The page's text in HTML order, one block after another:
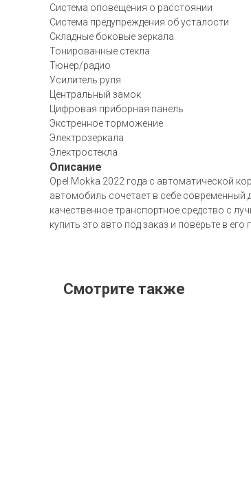
Система оповещения о расстоянии
Система предупреждения об усталости
Складные боковые зеркала
Тонированные стекла
Тюнер/радио
Усилитель руля
Центральный замок
Цифровая приборная панель
Экстренное торможение
Электрозеркала
Электростекла
Описание
Opel Mokka 2022 года с автоматической
автомобиль сочетает в себе современный
качественное транспортное средство с
купить это авто под заказ и поверьте в его
Смотрите также